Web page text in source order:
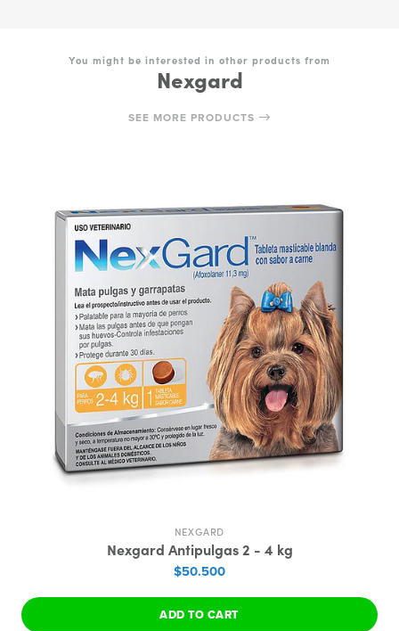
You might be interested in other products from
Nexgard
SEE MORE PRODUCTS
NEXGARD
Nexgard Antipulgas 2 - 4 kg
$50.500
ADD TO CART